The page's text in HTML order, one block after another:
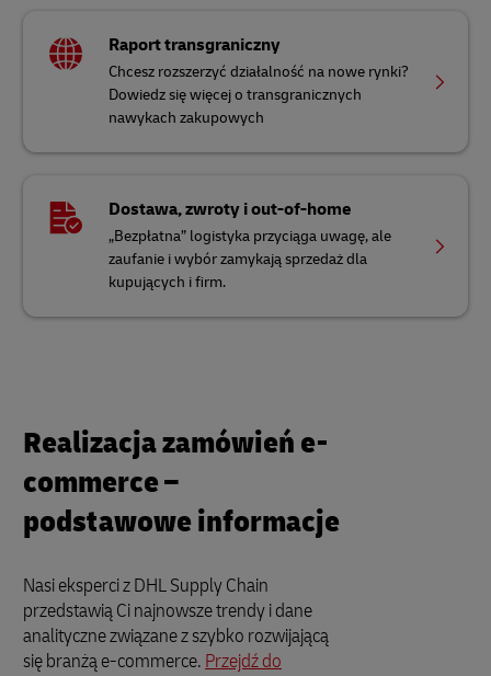
Raport transgraniczny
Chcesz rozszerzyć działalność na nowe rynki?
Dowiedz się więcej o transgranicznych
nawykach zakupowych
Dostawa, zwroty i out-of-home
„Bezpłatna” logistyka przyciąga uwagę, ale
zaufanie i wybór zamykają sprzedaż dla
kupujących i firm.
Realizacja zamówień e-
commerce –
podstawowe informacje
Nasi eksperci z DHL Supply Chain
przedstawią Ci najnowsze trendy i dane
analityczne związane z szybko rozwijającą
się branżą e-commerce. Przejdź do